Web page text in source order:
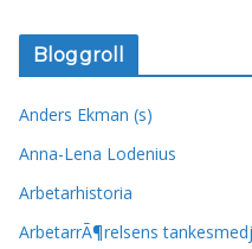
Bloggroll
Anders Ekman (s)
Anna-Lena Lodenius
Arbetarhistoria
ArbetarrÃ¶relsens